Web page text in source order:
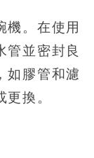
機。在使用
管並密封良
如膠管和濾
換。